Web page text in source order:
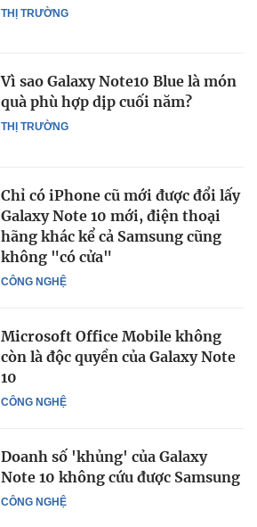
THỊ TRƯỜNG
THỊ TRƯỜNG
Vì sao Galaxy Note10 Blue là món
quà phù hợp dịp cuối năm?
CÔNG NGHỆ
Chỉ có iPhone cũ mới được đổi lấy
Galaxy Note 10 mới, điện thoại
hãng khác kể cả Samsung cũng
không "có cửa"
CÔNG NGHỆ
Microsoft Office Mobile không
còn là độc quyền của Galaxy Note
10
CÔNG NGHỆ
Doanh số 'khủng' của Galaxy
Note 10 không cứu được Samsung